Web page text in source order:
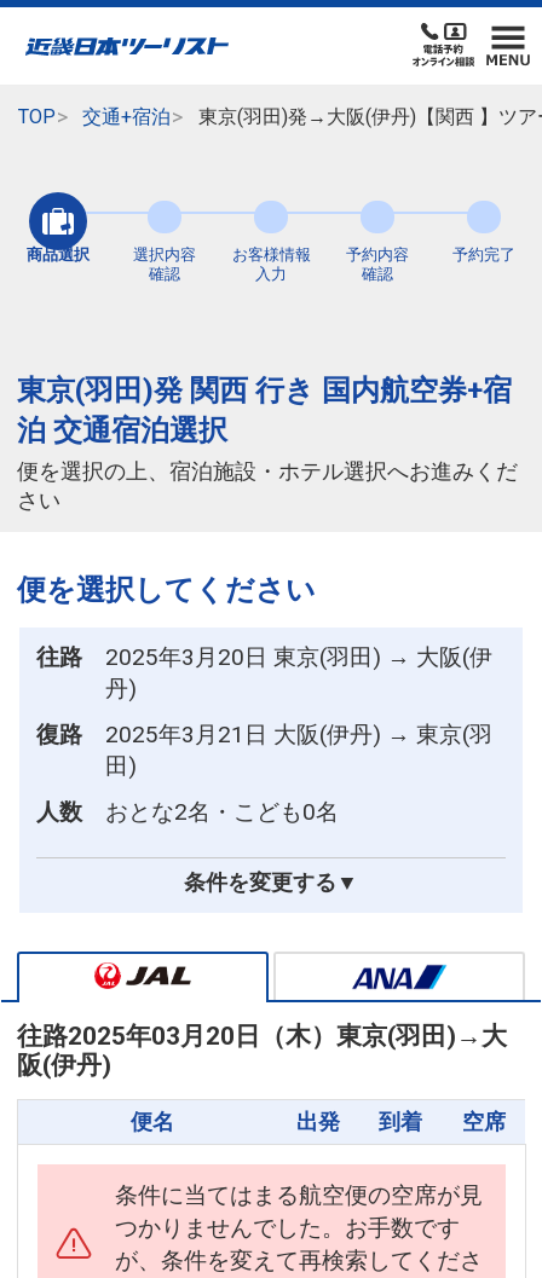
TOP 交通+宿泊 東京(羽田)発→大阪(伊丹)【関西 】ツ
商品選択
選択内容
確認
お客様情報
入力
予約内容
確認
予約完了
東京(羽田)発 関西 行き 国内航空券+宿
泊 交通宿泊選択
便を選択の上、宿泊施設・ホテル選択へお進みくだ
さい
便を選択してください
往路
2025年3月20日 東京(羽田) → 大阪(伊
丹)
復路
2025年3月21日 大阪(伊丹) → 東京(羽
田)
人数
おとな2名・こども0名
条件を変更する▼
往路2025年03月20日（木） 東京(羽田) → 大
阪(伊丹)
便名 出発 到着 空席
条件に当てはまる航空便の空席が見
つかりませんでした。お手数です
が、条件を変えて再検索してくださ